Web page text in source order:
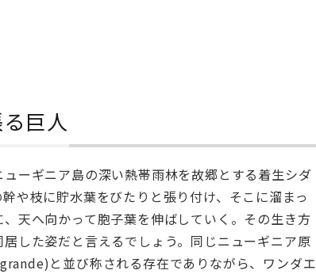
巨人
ーギニア島の深い熱帯雨林を故郷とする着生シダ
や枝に貯水葉をびたりと張り付け、そこに溜まっ
天へ向かって胞子葉を伸ばしていく。その生き方
した姿だと言えるでしょう。同じニューギニア原
と並び称される存在でありながら、ワンダエ